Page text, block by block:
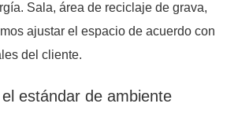
Sala, área de reciclaje de grava,
ajustar el espacio de acuerdo con
del cliente.
estándar de ambiente